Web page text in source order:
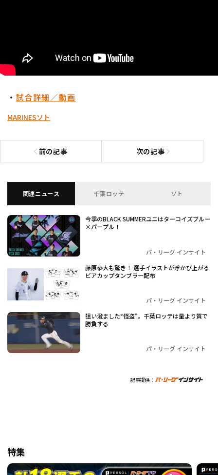
・ 試合詳細／動画
MARINESソト
前の記事
前の記事へ 次の記事次の記事へ
関連ニュース 千葉ロッテ ソト
今季のBLACK SUMMERユニはターコイズブルー
×パープル！
パ・リーグ インサイト
藤原恭大も驚き！ 選手イラストが浮かび上がる
ビアカップタンブラー配布
パ・リーグ インサイト
狙い澄ました“怪盗”。千葉ロッテは量より質で
勝負する
パ・リーグ インサイト
記事提供：
特集